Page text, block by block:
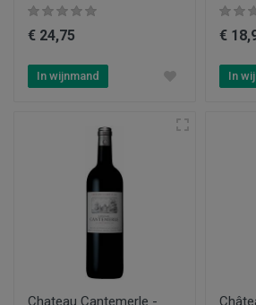
€ 24,75
In wijnmand
€
In
Chateau Cantemerle -